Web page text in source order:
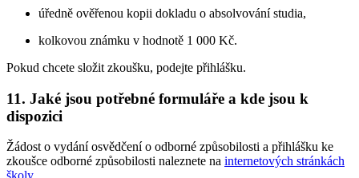
úředně ověřenou kopii dokladu o absolvování studia,
kolkovou známku v hodnotě 1 000 Kč.
Pokud chcete složit zkoušku, podejte přihlášku.
11. Jaké jsou potřebné formuláře a kde jsou k
dispozici
Žádost o vydání osvědčení o odborné způsobilosti a přihlášku ke
zkoušce odborné způsobilosti naleznete na internetových stránkách